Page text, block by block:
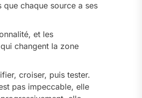
que chaque source a ses
et les
changent la zone
croiser, puis tester.
pas impeccable, elle